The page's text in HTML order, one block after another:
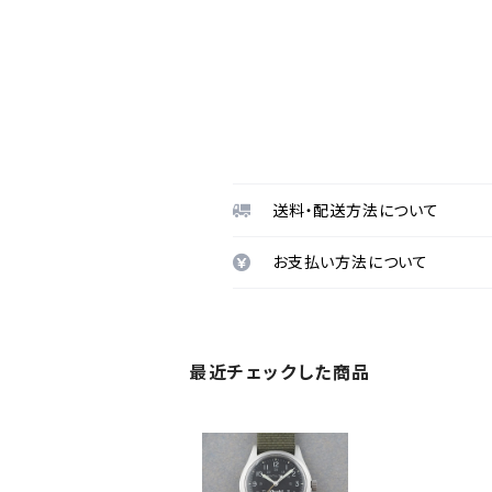
送料・配送方法について
お支払い方法について
最近チェックした商品